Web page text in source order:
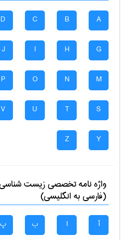
A
B
C
D
G
H
I
J
M
N
O
P
S
T
U
V
Y
Z
واژه نامه تخصصیزيست
(فارسی به انگلیسی)
آ ا ب پ